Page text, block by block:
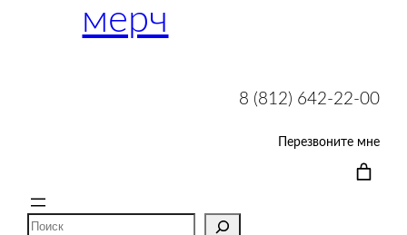
мерч
8 (812) 642-22-00
Перезвоните мне
Поиск